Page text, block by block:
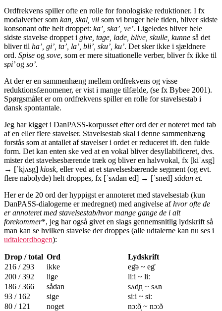
Ordfrekvens spiller ofte en rolle for fonologiske reduktioner. I fx
modalverber som kan, skal, vil som vi bruger hele tiden, bliver sidste
konsonant ofte helt droppet: ka’, ska’, ve’. Ligeledes bliver hele
sidste stavelse droppet i give, tage, lade, blive, skulle, kunne så det
bliver til ha’, gi’, ta’, la’, bli’, sku’, ku’. Det sker ikke i sjældnere
ord. Spise og sove, som er mere situationelle verber, bliver fx ikke til
spi’og so’.
At der er en sammenhæng mellem ordfrekvens og visse
reduktionsfænomener, er vist i mange tilfælde, (se fx Bybee 2001).
Spørgsmålet er om ordfrekvens spiller en rolle for stavelsestab i
dansk spontantale.
Jeg har kigget i DanPASS-korpusset efter ord der er noteret med tab
af en eller flere stavelser. Stavelsestab skal i denne sammenhæng
forstås som at antallet af stavelser i ordet er reduceret ift. den fulde
form. Det kan enten ske ved at en vokal bliver desyllabificeret, dvs.
mister det stavelsesbærende træk og bliver en halvvokal, fx [kiˈʌsg]
→ [ˈkjʌsg] kiosk, eller ved at et stavelsesbærende segment (og evt.
flere nabolyde) helt droppes, fx [ˈsʌdan ed] → [ˈsned] sådan et.
Her er de 20 ord der hyppigst er annoteret med stavelsestab (kun
DanPASS-dialogerne er medregnet) med angivelse afhvor ofte de
er annoteret med stavelsestab/hvor mange gange de i alt
forekommer*, jeg har også givet en slags gennemsnitlig lydskrift så
man kan se hvilken stavelse der droppes (alle udtalerne kan nu ses i
udtaleordbogen):
Drop / total Ord
Lydskrift
216 / 293
ikke
eg̊ə ~ eg̊
200 / 392
lige
liːi ~ liː
186 / 366
sådan
sʌd̥n̩ ~ sʌn
93 / 162
sige
siːi ~ siː
80 / 121
noget
nɔːð̩ ~ nɔːð